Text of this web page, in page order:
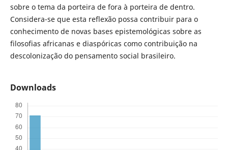
sobre o tema da porteira de fora à porteira de dentro.
Considera-se que esta reflexão possa contribuir para o
conhecimento de novas bases epistemológicas sobre as
filosofias africanas e diaspóricas como contribuição na
descolonização do pensamento social brasileiro.
Downloads